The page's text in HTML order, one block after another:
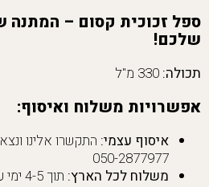
ספל זכוכית קסום –
שלכם!
תכולה:
אפשרויות משלוח ואיסוף:
איסוף עצמי: התקשרו אלינו
050-2877977
משלוח לכל הארץ: תוך 4-5 ימי עסקים.